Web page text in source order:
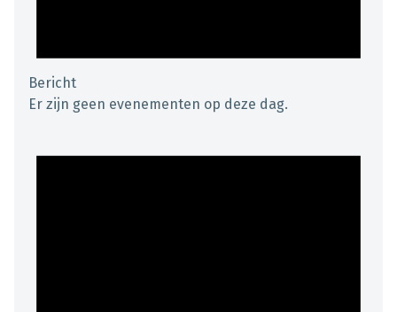
Bericht
Er zijn geen evenementen op deze dag.